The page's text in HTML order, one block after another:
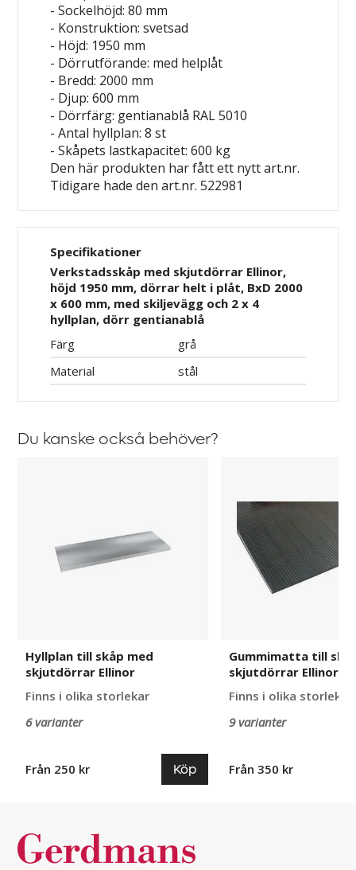
- Sockelhöjd: 80 mm
- Konstruktion: svetsad
- Höjd: 1950 mm
- Dörrutförande: med helplåt
- Bredd: 2000 mm
- Djup: 600 mm
- Dörrfärg: gentianablå RAL 5010
- Antal hyllplan: 8 st
- Skåpets lastkapacitet: 600 kg
Den här produkten har fått ett nytt art.nr.
Tidigare hade den art.nr. 522981
Specifikationer
Verkstadsskåp med skjutdörrar Ellinor,
höjd 1950 mm, dörrar helt i plåt, BxD 2000
x 600 mm, med skiljevägg och 2 x 4
hyllplan, dörr gentianablå
Färg
grå
Material
stål
Du kanske också behöver?
skjutdörrar
Ellinor
Hyllplan till skåp med
skjutdörrar Ellinor
Finns i olika storlekar
6 varianter
Från 250 kr Köp
skåp
med
skjutdörrar
Ellinor
Gummimatta till
skjutdörrar Ellinor
Finns i olika storlekar
9 varianter
Från 350 kr